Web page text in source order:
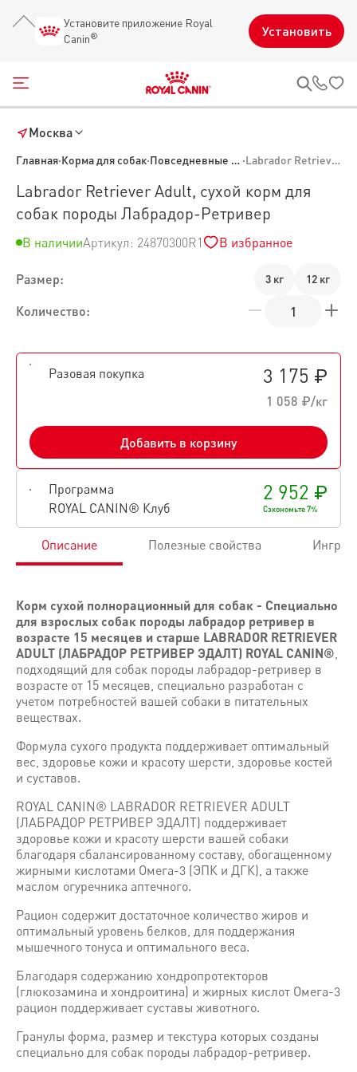
Установите приложение Royal
Canin® Установить
Открыть меню
Главная·Корма для собак· Повседневные корма для собак · Labrador Retriever Adult, сухой корм для собак породы Лабрадор-Ретривер
Москва
Labrador Retriever Adult, сухой корм для
собак породы Лабрадор-Ретривер
В наличииАртикул: 24870300R1 В избранное
Размер: 3 кг 12 кг
Количество:
Разовая покупка 3 175 ₽
1 058 ₽/кг
Добавить в корзину
Программа
ROYAL CANIN® Клуб
2 952 ₽
Сэкономьте 7%
Описание Полезные свойства
Корм сухой полнорационный для собак - Специально
для взрослых собак породы лабрадор ретривер в
возрасте 15 месяцев и старше LABRADOR RETRIEVER
ADULT (ЛАБРАДОР РЕТРИВЕР ЭДАЛТ) ROYAL CANIN®,
подходящий для собак породы лабрадор-ретривер в
возрасте от 15 месяцев, специально разработан с
учетом потребностей вашей собаки в питательных
веществах.
Формула сухого продукта поддерживает оптимальный
вес, здоровье кожи и красоту шерсти, здоровье костей
и суставов.
ROYAL CANIN® LABRADOR RETRIEVER ADULT
(ЛАБРАДОР РЕТРИВЕР ЭДАЛТ) поддерживает
здоровье кожи и красоту шерсти вашей собаки
благодаря сбалансированному составу, обогащенному
жирными кислотами Омега-3 (ЭПК и ДГК), а также
маслом огуречника аптечного.
Рацион содержит достаточное количество жиров и
оптимальный уровень белков, для поддержания
мышечного тонуса и оптимального веса.
Благодаря содержанию хондропротекторов
(глюкозамина и хондроитина) и жирных кислот Омега-3
рацион поддерживает суставы животного.
Гранулы форма, размер и текстура которых созданы
специально для собак породы лабрадор-ретривер.